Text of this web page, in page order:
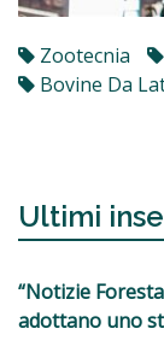
Zootecnia
Bovine Da
Ultimi
“Notizie
adottano uno